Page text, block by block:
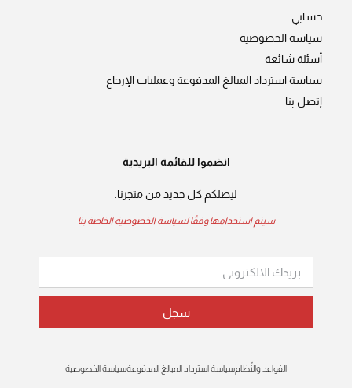
حسابي
سياسة الخصوصية
أسئلة شائعة
سياسة استرداد المبالغ المدفوعة وعمليات الإرجاع
إتصل بنا
انضموا للقائمة البريدية
ليصلكم كل جديد من متجرنا.
سيتم استخدامها وفقًا لسياسة الخصوصية الخاصة بنا
سجل
القواعد والنِّظامسياسة استرداد المبالغ المدفوعةسياسة الخصوصية